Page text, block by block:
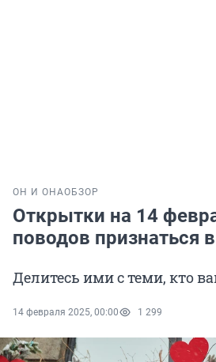
ОН И ОНАОБЗОР
Открытки на 14
поводов признаться
Делитесь ими с теми, кто
14 февраля 2025, 00:00 1 299